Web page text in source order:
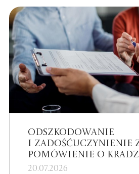
Odszkodowanie
i zadośćuczynienie
pomówienie o
skutecznie
20.07.2026